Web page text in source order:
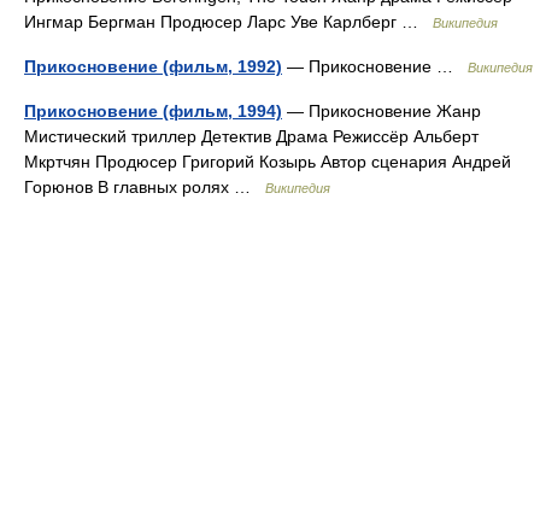
Ингмар Бергман Продюсер Ларс Уве Карлберг …
Википедия
Прикосновение (фильм, 1992) — Прикосновение … Википедия
Прикосновение (фильм, 1994) — Прикосновение Жанр
Мистический триллер Детектив Драма Режиссёр Альберт
Мкртчян Продюсер Григорий Козырь Автор сценария Андрей
Горюнов В главных ролях …
Википедия